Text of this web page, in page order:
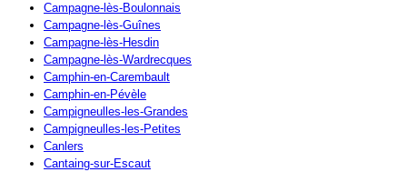
Campagne-lès-Boulonnais
Campagne-lès-Guînes
Campagne-lès-Hesdin
Campagne-lès-Wardrecques
Camphin-en-Carembault
Camphin-en-Pévèle
Campigneulles-les-Grandes
Campigneulles-les-Petites
Canlers
Cantaing-sur-Escaut